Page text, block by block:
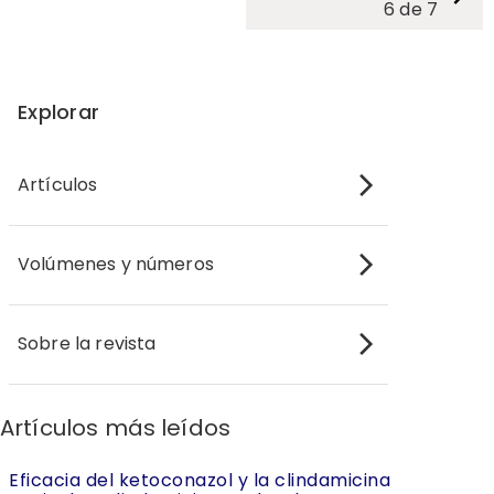
6 de 7
Explorar
Artículos
Volúmenes y números
Sobre la revista
Artículos más leídos
Eficacia del ketoconazol y la clindamicina